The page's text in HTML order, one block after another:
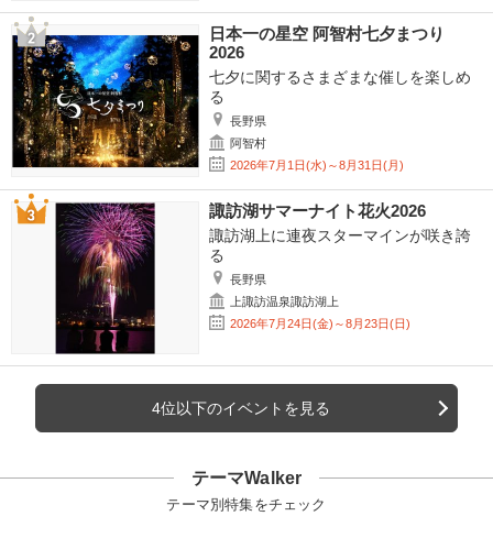
日本一の星空 阿智村七夕まつり
2026
七夕に関するさまざまな催しを楽しめ
る
長野県
阿智村
2026年7月1日(水)～8月31日(月)
諏訪湖サマーナイト花火2026
諏訪湖上に連夜スターマインが咲き誇
る
長野県
上諏訪温泉諏訪湖上
2026年7月24日(金)～8月23日(日)
4位以下のイベントを見る
テーマWalker
テーマ別特集をチェック